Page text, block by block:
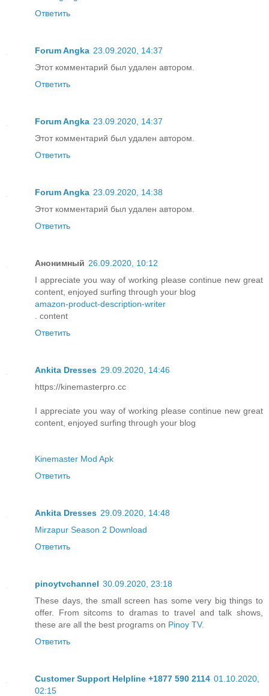
Ответить
Forum Angka 23.09.2020, 14:37
Этот комментарий был удален автором.
Ответить
Forum Angka 23.09.2020, 14:37
Этот комментарий был удален автором.
Ответить
Forum Angka 23.09.2020, 14:38
Этот комментарий был удален автором.
Ответить
Анонимный 26.09.2020, 10:12
I appreciate you way of working please continue new great
content, enjoyed surfing through your blog
amazon-product-description-writer
. content
Ответить
Ankita Dresses 29.09.2020, 14:46
https://kinemasterpro.cc
I appreciate you way of working please continue new great
content, enjoyed surfing through your blog
Kinemaster Mod Apk
Ответить
Ankita Dresses 29.09.2020, 14:48
Mirzapur Season 2 Download
Ответить
pinoytvchannel 30.09.2020, 23:18
These days, the small screen has some very big things to
offer. From sitcoms to dramas to travel and talk shows,
these are all the best programs on Pinoy TV.
Ответить
Customer Support Helpline +1877 590 2114 01.10.2020,
02:15